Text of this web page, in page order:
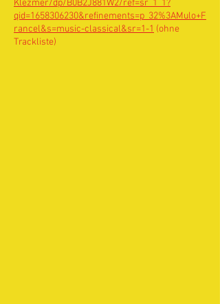
Klezmer/dp/B0B2J881W2/ref=sr_1_1?
qid=1658306230&refinements=p_32%3AMulo+F
rancel&s=music-classical&sr=1-1 (ohne
Trackliste)